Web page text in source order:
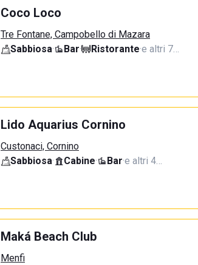
Coco Loco
Tre Fontane, Campobello di Mazara
Sabbiosa· Bar· Ristorante·e altri 7…
Lido Aquarius Cornino
Custonaci, Cornino
Sabbiosa· Cabine· Bar·e altri 4…
Maká Beach Club
Menfi